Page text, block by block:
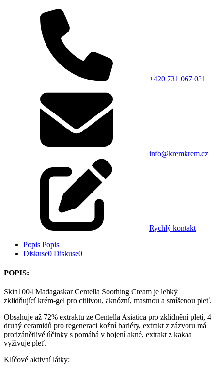
+420 731 067 031
info@kremkrem.cz
Rychlý kontakt
Popis Popis
Diskuse0 Diskuse0
POPIS:
Skin1004 Madagaskar Centella Soothing Cream je lehký
zklidňující krém-gel pro citlivou, aknózní, mastnou a smíšenou pleť.
Obsahuje až 72% extraktu ze Centella Asiatica pro zklidnění pletí, 4
druhý ceramidů pro regeneraci kožní bariéry, extrakt z zázvoru má
protizánětlivé účinky s pomáhá v hojení akné, extrakt z kakaa
vyživuje pleť.
Klíčové aktivní látky: